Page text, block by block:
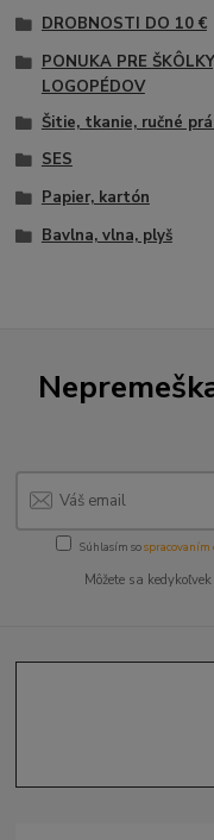
DROBNOSTI DO 10 €
PONUKA PRE
LOGOPÉDOV
Šitie, tkanie, ručné
SES
Papier, kartón
Bavlna, vlna, plyš
Súhlasím sospracovaním
Môžete sa